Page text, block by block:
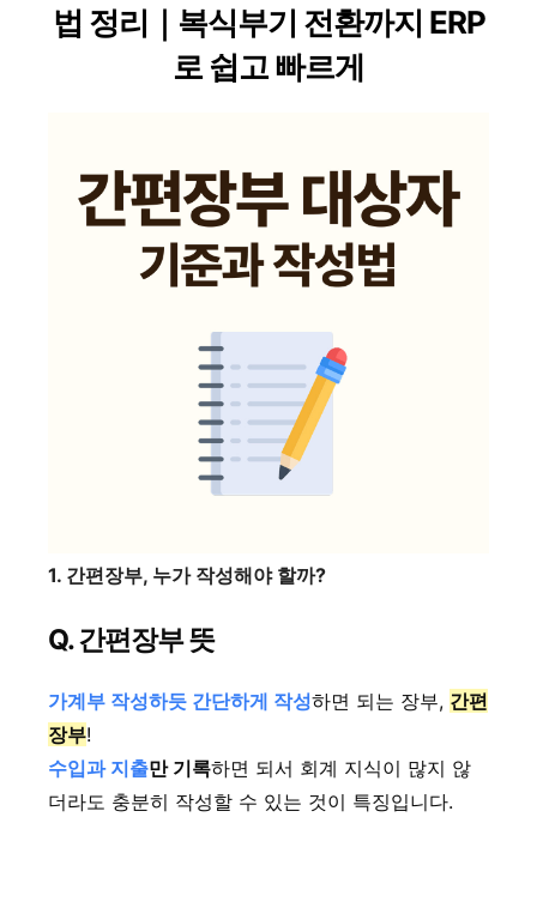
법 정리｜복식부기 전환까지 ERP
로 쉽고 빠르게
1. 간편장부, 누가 작성해야 할까?
Q. 간편장부 뜻
가계부 작성하듯 간단하게 작성하면 되는 장부, 간편
장부!
수입과 지출만 기록하면 되서 회계 지식이 많지 않
더라도 충분히 작성할 수 있는 것이 특징입니다.